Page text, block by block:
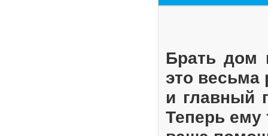
Брать дом
это весьма
и главный
Теперь ему